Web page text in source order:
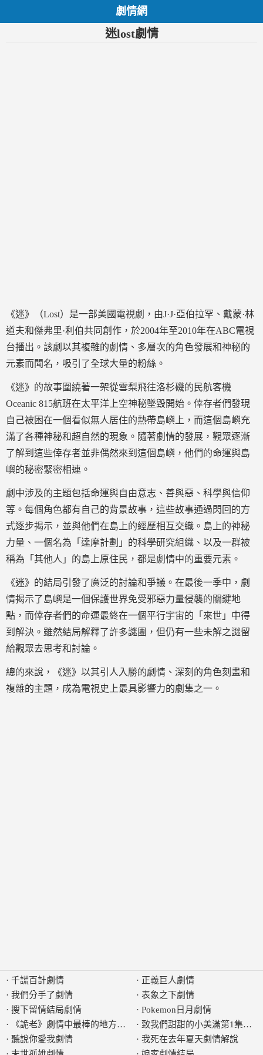
劇情網
迷lost劇情
《迷》（Lost）是一部美國電視劇，由J·J·亞伯拉罕、戴蒙·林
道夫和傑弗里·利伯共同創作，於2004年至2010年在ABC電視
台播出。該劇以其複雜的劇情、多層次的角色發展和神秘的
元素而聞名，吸引了全球大量的粉絲。
《迷》的故事圍繞著一架從雪梨飛往洛杉磯的民航客機
Oceanic 815航班在太平洋上空神秘墜毀開始。倖存者們發現
自己被困在一個看似無人居住的熱帶島嶼上，而這個島嶼充
滿了各種神秘和超自然的現象。隨著劇情的發展，觀眾逐漸
了解到這些倖存者並非偶然來到這個島嶼，他們的命運與島
嶼的秘密緊密相連。
劇中涉及的主題包括命運與自由意志、善與惡、科學與信仰
等。每個角色都有自己的背景故事，這些故事通過閃回的方
式逐步揭示，並與他們在島上的經歷相互交織。島上的神秘
力量、一個名為「達摩計劃」的科學研究組織、以及一群被
稱為「其他人」的島上原住民，都是劇情中的重要元素。
《迷》的結局引發了廣泛的討論和爭議。在最後一季中，劇
情揭示了島嶼是一個保護世界免受邪惡力量侵襲的關鍵地
點，而倖存者們的命運最終在一個平行宇宙的「來世」中得
到解決。雖然結局解釋了許多謎團，但仍有一些未解之謎留
給觀眾去思考和討論。
總的來說，《迷》以其引人入勝的劇情、深刻的角色刻畫和
複雜的主題，成為電視史上最具影響力的劇集之一。
· 千謊百計劇情
· 我們分手了劇情
· 搜下留情結局劇情
·
《詭老》劇情中最棒的地方是什麼
· 聽說你愛我劇情
· 正義巨人劇情
· 表象之下劇情
· Pokemon日月劇情
· 致我們甜甜的小美滿第1集有什
· 我死在去年夏天劇情解說